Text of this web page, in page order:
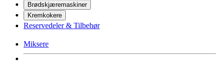
Brødskjæremaskiner
Kremkokere
Reservedeler & Tilbehør
Miksere